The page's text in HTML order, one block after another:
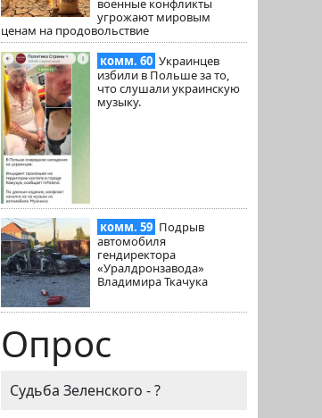
военные конфликты
угрожают мировым
ценам на продовольствие
комм. 60 Украинцев
избили в Польше за то,
что слушали украинскую
музыку.
комм. 59 Подрыв
автомобиля
гендиректора
«Уралдронзавода»
Владимира Ткачука
Опрос
Судьба Зеленского - ?